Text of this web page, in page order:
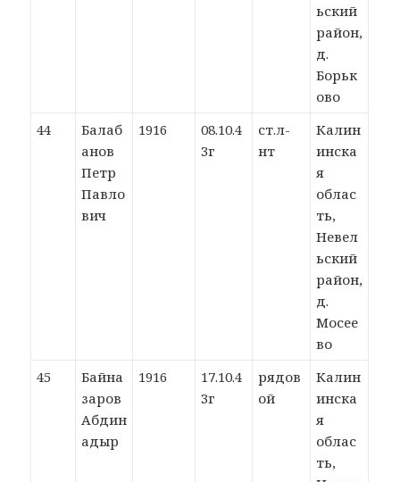
ьский
район,
д.
Борьк
ово
44
Балаб
анов
Петр
Павло
вич
1916
08.10.4
3г
ст.л-
нт
Калин
инска
я
облас
ть,
Невел
ьский
район,
д.
Мосее
во
45
Байна
заров
Абдин
адыр
1916
17.10.4
3г
рядов
ой
Калин
инска
я
облас
ть,